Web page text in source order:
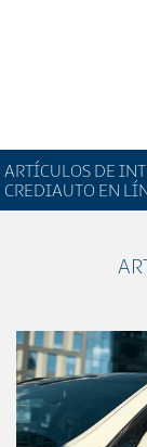
ARTÍCULOS DE
CREDIAUTO EN